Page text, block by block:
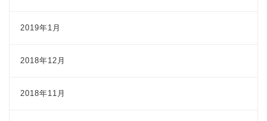
2019年1月
2018年12月
2018年11月